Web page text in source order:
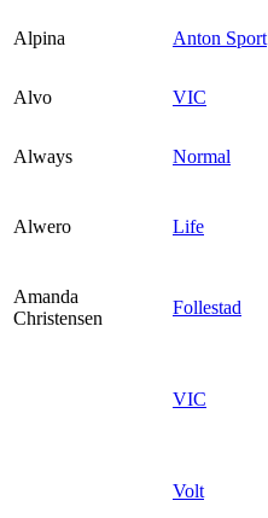
Alpina Anton Sport
Alvo
VIC
Always Normal
Alwero Life
Amanda
Christensen
Follestad
VIC
Volt